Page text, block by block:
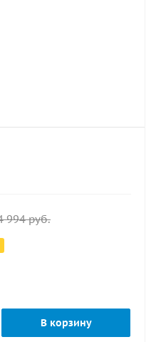
994руб.
В корзину